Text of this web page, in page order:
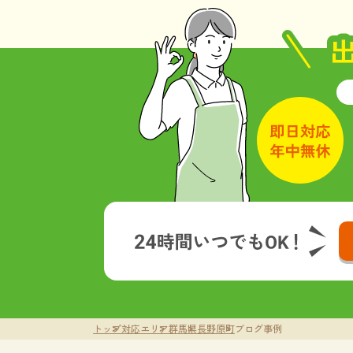
トップ対応エリア群馬県長野原町ブログ事例